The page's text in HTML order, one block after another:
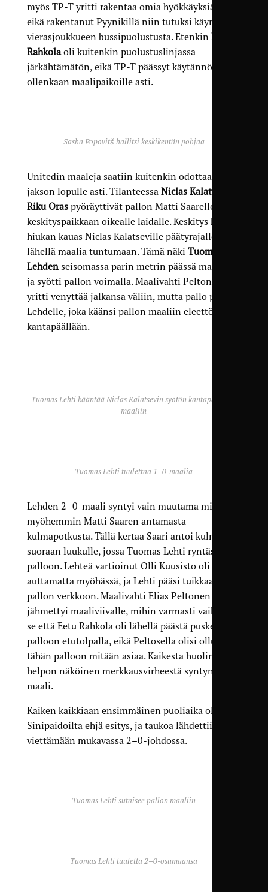
myös TP-T yritti rakentaa omia hyökkäyksiään,
eikä rakentanut Pyynikillä niin tutuksi käynyttä
vierasjoukkueen bussipuolustusta. Etenkin Eetu
Rahkolaoli kuitenkin puolustuslinjassa
järkähtämätön, eikä TP-T päässyt käytännössä
ollenkaan maalipaikoille asti.
Sasha Popovitš hallitsi keskikentän pohjaa
Unitedin maaleja saatiin kuitenkin odottaa
jakson lopulle asti. Tilanteessa Niclas Kalatsev
Riku Oraspyöräyttivät pallon Matti Saarelle
keskityspaikkaan oikealle laidalle. Keskitys karkasi
hiukan kauas Niclas Kalatseville päätyrajalle
lähellä maalia tuntumaan. Tämä näki Tuomas
Lehdenseisomassa parin metrin päässä maalista,
ja syötti pallon voimalla. Maalivahti Peltonen
yritti venyttää jalkansa väliin, mutta pallo päätyi
Lehdelle, joka käänsi pallon maaliin eleettömästi
kantapäällään.
Tuomas Lehti kääntää Niclas Kalatsevin syötön kantapäällään
maaliin
Tuomas Lehti tuulettaa 1–0-maalia
Lehden 2–0-maali syntyi vain muutama minuutti
myöhemmin Matti Saaren antamasta
kulmapotkusta. Tällä kertaa Saari antoi kulman
suoraan luukulle, jossa Tuomas Lehti ryntäsi
palloon. Lehteä vartioinut Olli Kuusisto oli
auttamatta myöhässä, ja Lehti pääsi tuikkaamaan
pallon verkkoon. Maalivahti Elias Peltonen
jähmettyi maaliviivalle, mihin varmasti vaikutti
se että Eetu Rahkola oli lähellä päästä puskemaan
palloon etutolpalla, eikä Peltosella olisi ollut
tähän palloon mitään asiaa. Kaikesta huolimatta
helpon näköinen merkkausvirheestä syntynyt
maali.
Kaiken kaikkiaan ensimmäinen puoliaika oli
Sinipaidoilta ehjä esitys, ja taukoa lähdettiin
viettämään mukavassa 2–0-johdossa.
Tuomas Lehti sutaisee pallon maaliin
Tuomas Lehti tuuletta 2–0-osumaansa